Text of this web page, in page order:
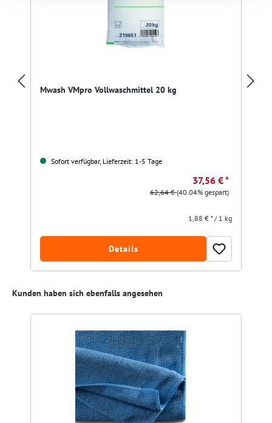
Mwash VMpro Vollwaschmittel 20 kg
Sofort verfügbar, Lieferzeit: 1-5 Tage
37,56 € *
62,64 €(40.04% gespart)
1,88 € * / 1 kg
Details
Produktgalerie überspringen
Kunden haben sich ebenfalls angesehen